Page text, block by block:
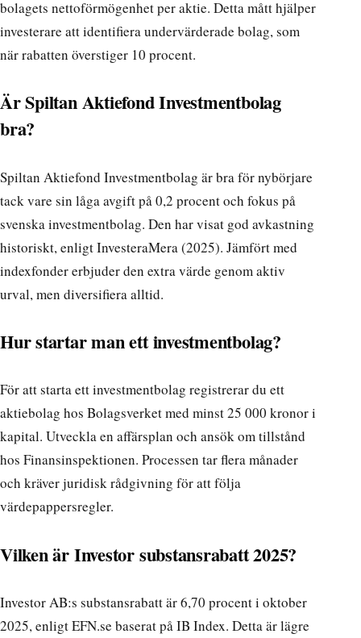
bolagets nettoförmögenhet per aktie. Detta mått hjälper
investerare att identifiera undervärderade bolag, som
när rabatten överstiger 10 procent.
Är Spiltan Aktiefond Investmentbolag
bra?
Spiltan Aktiefond Investmentbolag är bra för nybörjare
tack vare sin låga avgift på 0,2 procent och fokus på
svenska investmentbolag. Den har visat god avkastning
historiskt, enligt InvesteraMera (2025). Jämfört med
indexfonder erbjuder den extra värde genom aktiv
urval, men diversifiera alltid.
Hur startar man ett investmentbolag?
För att starta ett investmentbolag registrerar du ett
aktiebolag hos Bolagsverket med minst 25 000 kronor i
kapital. Utveckla en affärsplan och ansök om tillstånd
hos Finansinspektionen. Processen tar flera månader
och kräver juridisk rådgivning för att följa
värdepappersregler.
Vilken är Investor substansrabatt 2025?
Investor AB:s substansrabatt är 6,70 procent i oktober
2025, enligt EFN.se baserat på IB Index. Detta är lägre